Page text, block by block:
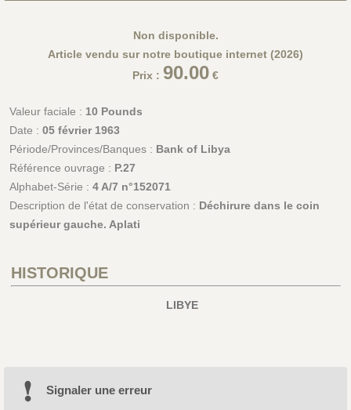
Non disponible.
Article vendu sur notre boutique internet (2026)
Prix : 90.00 €
Valeur faciale : 10 Pounds
Date : 05 février 1963
Période/Provinces/Banques : Bank of Libya
Référence ouvrage : P.27
Alphabet-Série : 4 A/7 n°152071
Description de l'état de conservation : Déchirure dans le coin
supérieur gauche. Aplati
HISTORIQUE
LIBYE
Signaler une erreur